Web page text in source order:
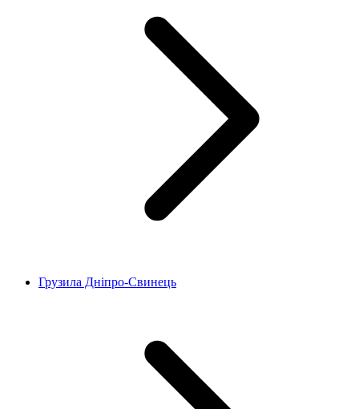
Грузила Дніпро-Свинець